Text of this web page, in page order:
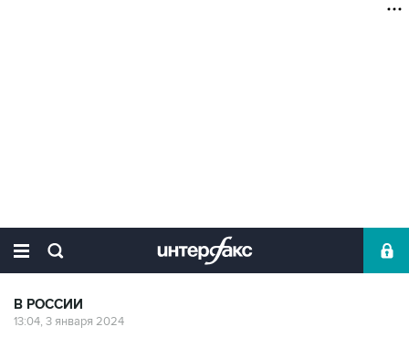
В РОССИИ
13:04, 3 января 2024